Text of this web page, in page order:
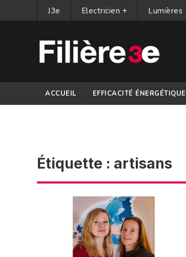
J3e Electricien + Lumières
ACCUEIL EFFICACITÉ ÉNERGÉTIQUE
Étiquette : artisans